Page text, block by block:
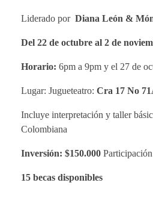
a
T
a
l
l
e
Liderado por Diana León &
Del 22 de octubre al 2 de
Horario: 6pm a 9pm y el 27 de
Lugar: Jugueteatro: Cra 17 No
Incluye interpretación y taller
Colombiana
Inversión: $150.000
15 becas disponibles